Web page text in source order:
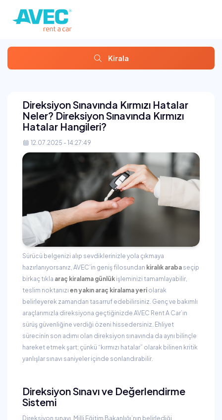
Kirala
Direksiyon Sınavında Kırmızı Hatalar
Neler? Direksiyon Sınavında Kırmızı
Hatalar Hangileri?
12.07.2025 - 14:27:49
Sürücü belgenizi alıp sevdiklerinizle yola çıkmaya
hazırlanıyorsanız, AVEC’in geniş filosundan kiralık araba seçip
birkaç tıkla araç kiralama günlük işleminizi tamamlayabilir,
teslim noktanızı en yakın araç kiralama yeri olarak
belirleyerek zamandan tasarruf edebilirsiniz. Genç ve bakımlı
araçlarımızla direksiyona geçtiğinizde AVEC Rent A Car’ın
sürüş güvenliğine verdiği özeni hissedersiniz. Ehliyet
sürecinin son adımı olan direksiyon sınavında da aynı bilinçle
hareket etmek şart; çünkü “kırmızı hatalar” olarak bilinen kritik
yanlışlar sınavı saniyeler içinde sonlandırabilir.
Direksiyon Sınavı ve Değerlendirme
Sistemi
Direksiyon sınavı, Milli Eğitim Bakanlığı’nın belirlediği